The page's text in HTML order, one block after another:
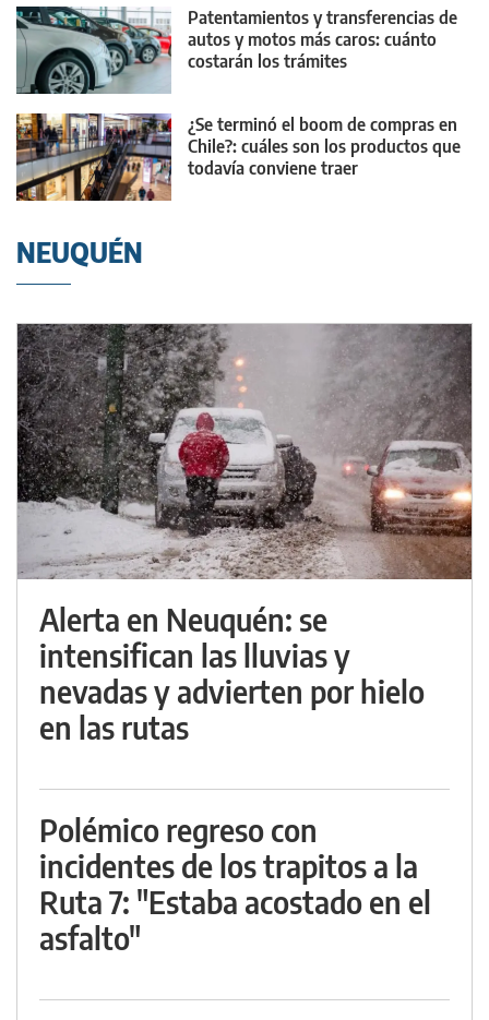
Patentamientos y transferencias de
autos y motos más caros: cuánto
costarán los trámites
¿Se terminó el boom de compras en
Chile?: cuáles son los productos que
todavía conviene traer
NEUQUÉN
Alerta en Neuquén: se
intensifican las lluvias y
nevadas y advierten por hielo
en las rutas
Polémico regreso con
incidentes de los trapitos a la
Ruta 7: "Estaba acostado en el
asfalto"